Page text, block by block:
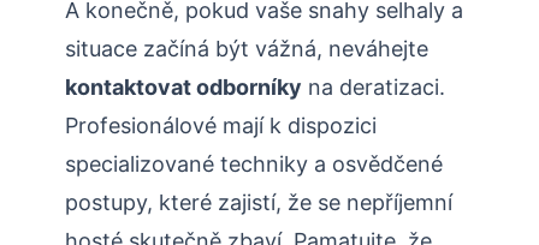
A konečně, pokud vaše snahy selhaly a
situace začíná být vážná, neváhejte
kontaktovat odborníky na ⁤deratizaci.
Profesionálové mají k dispozici
specializované techniky ⁣a osvědčené
⁣postupy, které ‌zajistí, že se nepříjemní